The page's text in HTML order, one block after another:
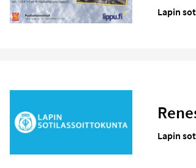
Lapin
Lapin